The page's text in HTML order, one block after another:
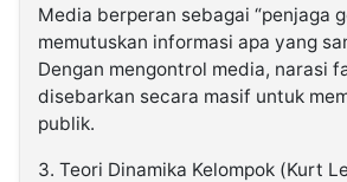
Media berperan sebagai “penjaga
memutuskan informasi apa yang
Dengan mengontrol media, narasi
disebarkan secara masif untuk
publik.
3. Teori Dinamika Kelompok (Kurt